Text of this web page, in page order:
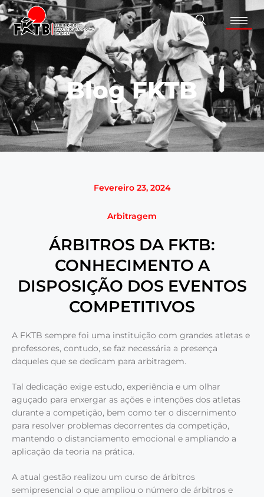
Blog FKTB
Fevereiro 23, 2024
Arbitragem
ÁRBITROS DA FKTB:
CONHECIMENTO A
DISPOSIÇÃO DOS EVENTOS
COMPETITIVOS
A FKTB sempre foi uma instituição com grandes atletas e
professores, contudo, se faz necessária a presença
daqueles que se dedicam para arbitragem.
Tal dedicação exige estudo, experiência e um olhar
aguçado para enxergar as ações e intenções dos atletas
durante a competição, bem como ter o discernimento
para resolver problemas decorrentes da competição,
mantendo o distanciamento emocional e ampliando a
aplicação da teoria na prática.
A atual gestão realizou um curso de árbitros
semipresencial o que ampliou o número de árbitros e